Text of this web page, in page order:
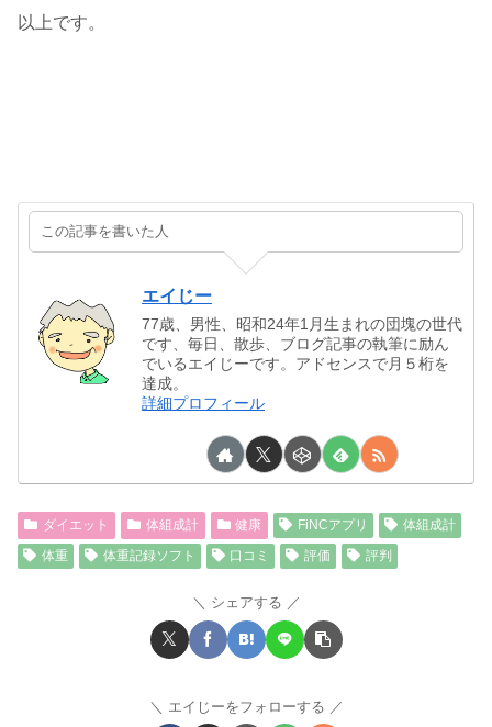
以上です。
この記事を書いた人
エイじー
77歳、男性、昭和24年1月生まれの団塊の世代
です、毎日、散歩、ブログ記事の執筆に励ん
でいるエイじーです。アドセンスで月５桁を
達成。
詳細プロフィール
ダイエット 体組成計 健康 FiNCアプリ
体組成計
体重
体重記録ソフト 口コミ 評価 評判
シェアする
エイじーをフォローする